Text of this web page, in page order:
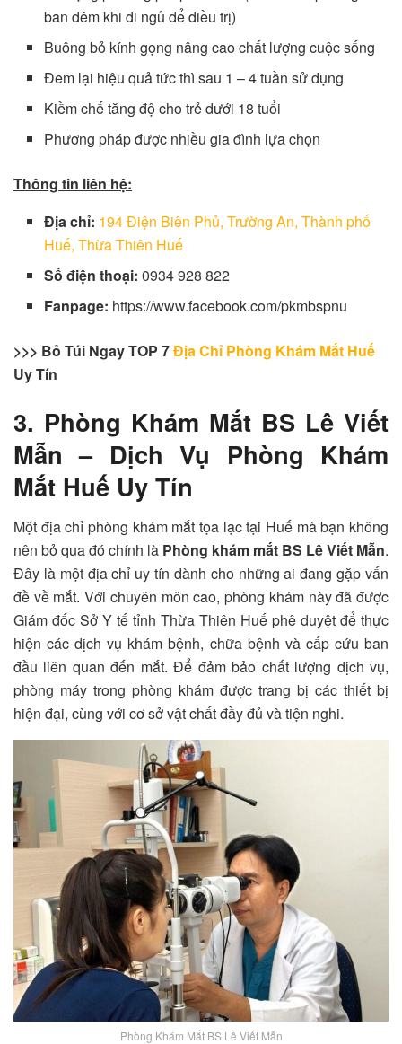
ban đêm khi đi ngủ để điều trị)
Buông bỏ kính gọng nâng cao chất lượng cuộc sống
Đem lại hiệu quả tức thì sau 1 – 4 tuần sử dụng
Kiềm chế tăng độ cho trẻ dưới 18 tuổi
Phương pháp được nhiều gia đình lựa chọn
Thông tin liên hệ:
Địa chỉ: 194 Điện Biên Phủ, Trường An, Thành phố
Huế, Thừa Thiên Huế
Số điện thoại: 0934 928 822
Fanpage: https://www.facebook.com/pkmbspnu
>>> Bỏ Túi Ngay TOP 7Địa Chỉ Phòng Khám Mắt Huế
Uy Tín
3. Phòng Khám Mắt BS Lê Viết
Mẫn – Dịch Vụ Phòng Khám
Mắt Huế Uy Tín
Một địa chỉ phòng khám mắt tọa lạc tại Huế mà bạn không
nên bỏ qua đó chính là Phòng khám mắt BS Lê Viết Mẫn.
Đây là một địa chỉ uy tín dành cho những ai đang gặp vấn
đề về mắt. Với chuyên môn cao, phòng khám này đã được
Giám đốc Sở Y tế tỉnh Thừa Thiên Huế phê duyệt để thực
hiện các dịch vụ khám bệnh, chữa bệnh và cấp cứu ban
đầu liên quan đến mắt. Để đảm bảo chất lượng dịch vụ,
phòng máy trong phòng khám được trang bị các thiết bị
hiện đại, cùng với cơ sở vật chất đầy đủ và tiện nghi.
Phòng Khám Mắt BS Lê Viết Mẫn